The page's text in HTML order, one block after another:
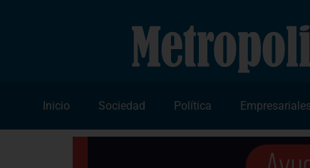
Inicio Sociedad Política Empresariales